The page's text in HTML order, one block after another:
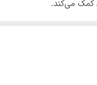
کمک می‌کند.
راحت و عملکرد روان،